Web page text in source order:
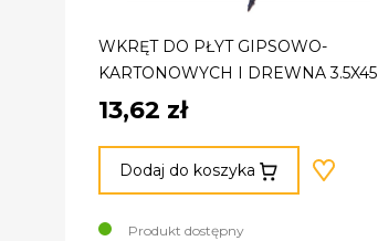
WKRĘT DO PŁYT GIPSOWO-
KARTONOWYCH I DREWNA 3.5X45
13,62 zł
Dodaj do koszyka
Produkt dostępny